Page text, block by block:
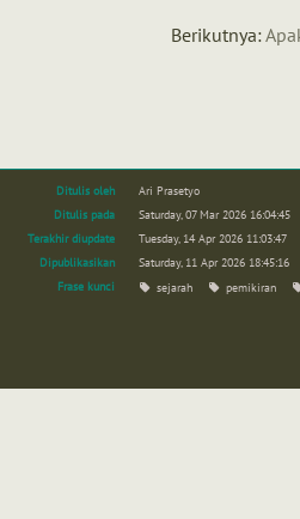
Berikutnya:
Ditulis oleh
Ari Prasetyo
Ditulis pada
Saturday, 07 Mar 2026 16:04:45
Terakhir diupdate
Tuesday, 14 Apr 2026 11:03:47
Dipublikasikan
Saturday, 11 Apr 2026 18:45:16
Frase kunci
sejarah pemikiran